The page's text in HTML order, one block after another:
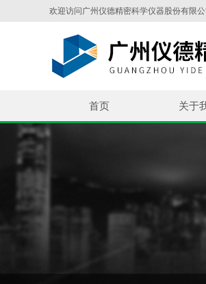
欢迎访问广州仪德精密科学仪器股份有限公
首页 关于